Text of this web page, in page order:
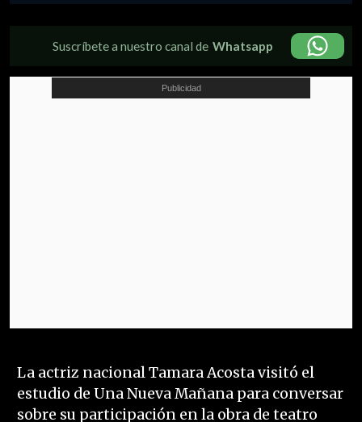
Suscríbete a nuestro canal de Whatsapp
La actriz nacional Tamara Acosta visitó el
estudio de Una Nueva Mañana para conversar
sobre su participación en la obra de teatro